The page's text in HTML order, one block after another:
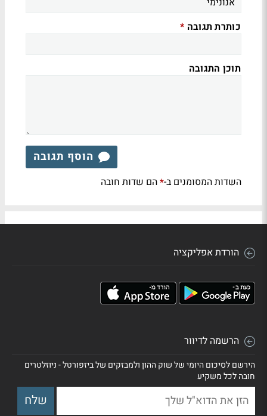
כותרת תגובה *
תוכן התגובה
הוסף תגובה
השדות המסומנים ב-*הם שדות חובה
הורדת אפליקציה
הרשמה לדיוור
הירשם לסיכום היומי של שוק ההון ולמבזקים של ביזפורטל - ניוזלטרים
חובה לכל משקיע